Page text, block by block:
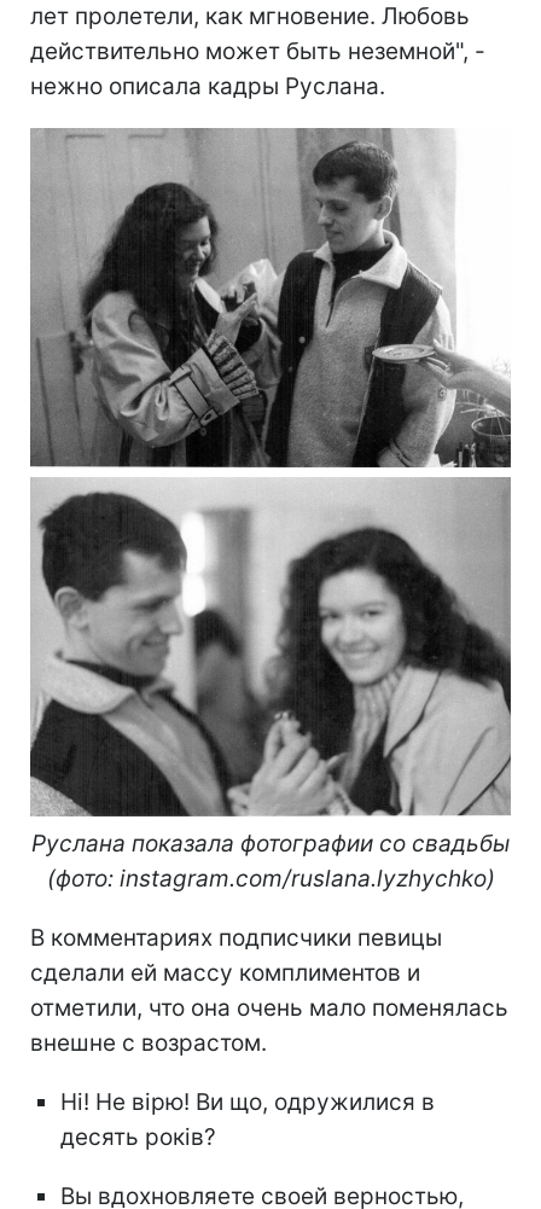
лет пролетели, как мгновение. Любовь
действительно может быть неземной", -
нежно описала кадры Руслана.
Руслана показала фотографии со свадьбы
(фото: instagram.com/ruslana.lyzhychko)
В комментариях подписчики певицы
сделали ей массу комплиментов и
отметили, что она очень мало поменялась
внешне с возрастом.
Ні! Не вірю! Ви що, одружилися в
десять років?
Вы вдохновляете своей верностью,